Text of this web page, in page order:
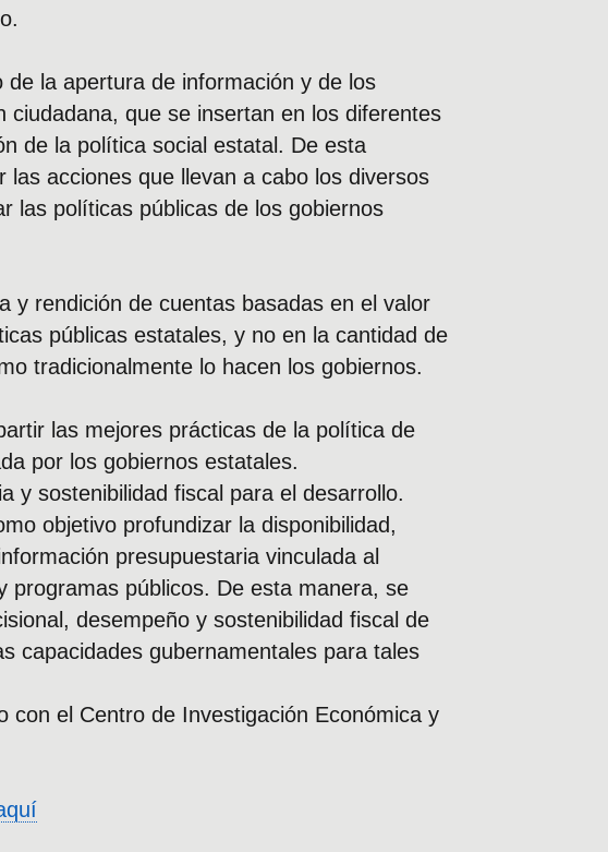
de la apertura de información y de los
ciudadana, que se insertan en los diferentes
de la política social estatal. De esta
las acciones que llevan a cabo los diversos
las políticas públicas de los gobiernos
y rendición de cuentas basadas en el valor
públicas estatales, y no en la cantidad de
tradicionalmente lo hacen los gobiernos.
las mejores prácticas de la política de
por los gobiernos estatales.
y sostenibilidad fiscal para el desarrollo.
objetivo profundizar la disponibilidad,
presupuestaria vinculada al
programas públicos. De esta manera, se
desempeño y sostenibilidad fiscal de
capacidades gubernamentales para tales
con el Centro de Investigación Económica y